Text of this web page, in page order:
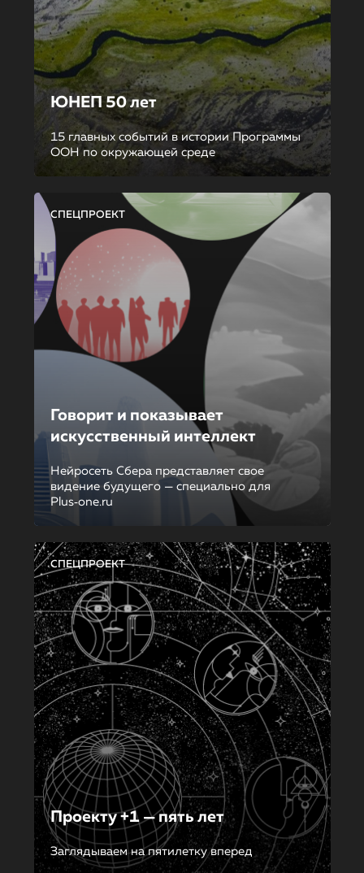
ЮНЕП 50 лет
15 главных событий в истории Программы
ООН по окружающей среде
СПЕЦПРОЕКТ
Говорит и показывает
искусственный интеллект
Нейросеть Сбера представляет свое
видение будущего — специально для
Plus‑one.ru
СПЕЦПРОЕКТ
Проекту +1 — пять лет
Заглядываем на пятилетку вперед